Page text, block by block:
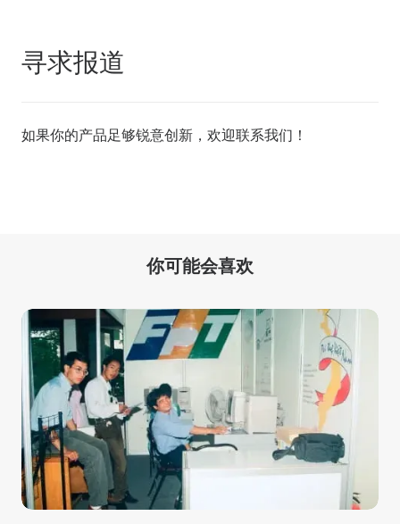
寻求报道
如果你的产品足够锐意创新，欢迎联系我们 ！
你可能会喜欢